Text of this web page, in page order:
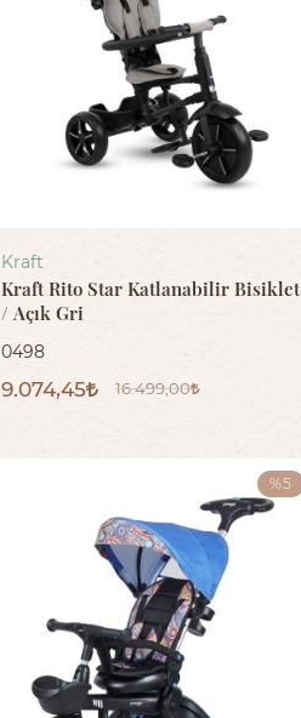
Kraft
Kraft Rito Star Katlanabilir Bisiklet
/ Açık Gri
0498
9.074,45 16.499,00
%5